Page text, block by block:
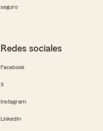
seguro
Redes sociales
Facebook
X
Instagram
LinkedIn